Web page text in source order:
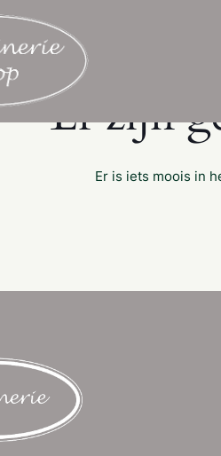
Er zijn
Er is iets moois in